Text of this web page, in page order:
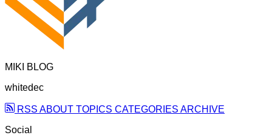
MIKI BLOG
whitedec
RSS ABOUT TOPICS CATEGORIES ARCHIVE
Social